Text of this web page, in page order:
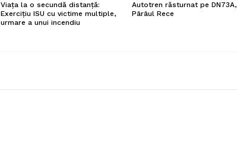
Viața la o secundă distanță:
Exercițiu ISU cu victime multiple,
urmare a unui incendiu
Autotren răsturnat pe DN73A,
Pârâul Rece